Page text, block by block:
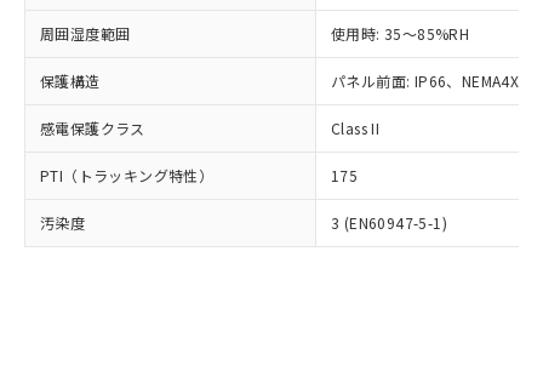
周囲湿度範囲 使用時: 35～85%RH
保護構造 パネル前面: IP66、NEMA4X,
感電保護クラス Class II
PTI（トラッキング特性） 175
汚染度 3 (EN60947-5-1)
ムロン制御機器販売店・当社販売員に
オムロン制御機器販売店や当社販売拠
販売ネットワーク
」をご確認
ください。
在庫状況および標準価格結果を当社の
事前の承諾なく第三者に漏洩または開
示しないようお願いします。
マイパーツ機能（部品リスト作成サー
ビス）をご利用いただくには、I-Web
但し、RoHS指令で産業用監視および制御機器に対する
フタル酸エステル類の４物質については閾値を超える意
図的な使用がないことを確認しています。
※2 対応予定月
部品在庫の切り替え状況などにより、予定
月が前後することがあります。
DEHP(フタル酸ビス(2-エチルヘキシル)) : 1000ppm
「ｅ」：有害物質（10物質）のすべてが基
準値以下であることを示します。
「10」：通常の使用状況下において有害物
質が外部に漏えいし、環境に深刻な影響を
いよう必要な手段を講じます。
当社は貴社製品を、核兵器、ミサイ
ル、化学兵器、生物兵器またはその他
武器並びにこれらの製造装置等に一切
当社は、貴社製品を第三者に販売する
場合は、上記1、2および3の内容を当
該第三者に通知します。また当社は、
販売先および販売に係わる関係者が違
法に輸出するおそれがある場合は、取
一定数には満たないが在庫あり
在庫なし(最新の在庫状況につ
いては、お客様のお取引先、ま
たはお客様担当のオムロン制御
機器販売店・当社販売員にご確
認ください)
白
受注生産機種、また在庫状況の
情報を公開していない機種